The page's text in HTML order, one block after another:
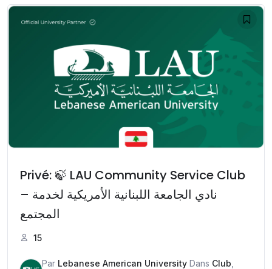
Privé: 🍃 LAU Community Service Club
– نادي الجامعة اللبنانية الأمريكية لخدمة
المجتمع
15
Par Lebanese American University Dans Club